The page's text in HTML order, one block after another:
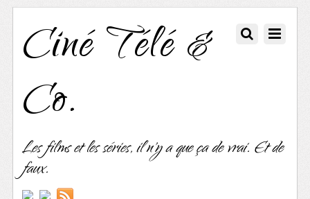
Ciné Télé &
Co.
Les films et les séries, il n'y a que ça de vrai. Et de
faux.